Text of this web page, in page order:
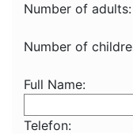
Number of adults:
Number of
Full Name:
Telefon: